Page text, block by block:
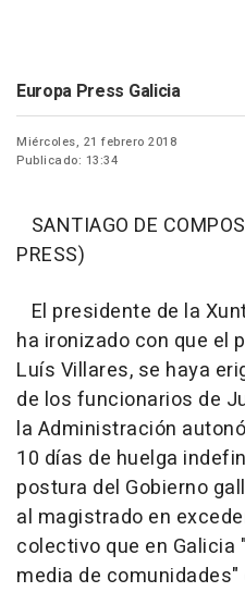
Europa Press Galicia
Miércoles, 21 febrero 2018
Publicado: 13:34
SANTIAGO DE
PRESS)
El presidente de la
ha ironizado con que el
Luís Villares, se haya
de los funcionarios de
la Administración
10 días de huelga
postura del Gobierno
al magistrado en
colectivo que en Galicia
media de